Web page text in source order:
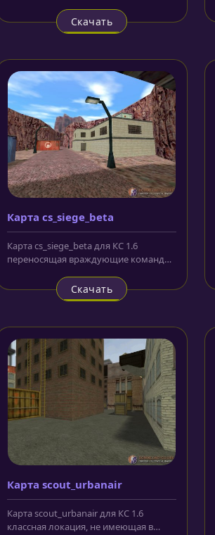
Скачать
Карта cs_siege_beta
Карта cs_siege_beta для КС 1.6
переносящая враждующие команды
Скачать
Карта scout_urbanair
Карта scout_urbanair для КС 1.6
классная локация, не имеющая в